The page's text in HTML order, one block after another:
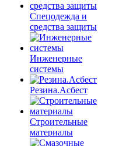
Спецодежда и
средства защиты
Инженерные
системы
Резина.Асбест
Строительные
материалы